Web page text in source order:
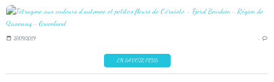
27/09/2019 …
EN SAVOIR PLUS